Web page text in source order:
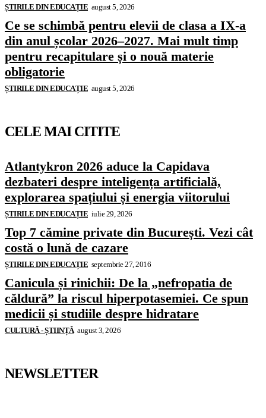
ȘTIRILE DIN EDUCAȚIE august 5, 2026
Ce se schimbă pentru elevii de clasa a IX-a
din anul școlar 2026–2027. Mai mult timp
pentru recapitulare și o nouă materie
obligatorie
ȘTIRILE DIN EDUCAȚIE august 5, 2026
CELE MAI CITITE
Atlantykron 2026 aduce la Capidava
dezbateri despre inteligența artificială,
explorarea spațiului și energia viitorului
ȘTIRILE DIN EDUCAȚIE iulie 29, 2026
Top 7 cămine private din București. Vezi cât
costă o lună de cazare
ȘTIRILE DIN EDUCAȚIE septembrie 27, 2016
Canicula și rinichii: De la „nefropatia de
căldură” la riscul hiperpotasemiei. Ce spun
medicii și studiile despre hidratare
CULTURĂ - ȘTIINȚĂ august 3, 2026
NEWSLETTER